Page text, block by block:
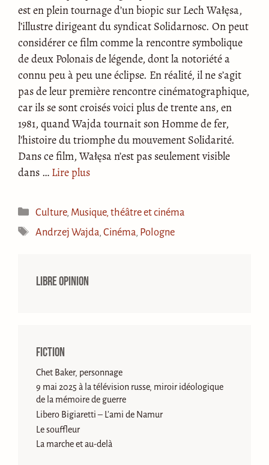
est en plein tournage d’un biopic sur Lech Wałęsa,
l’illustre dirigeant du syndicat Solidarnosc. On peut
considérer ce film comme la rencontre symbolique
de deux Polonais de légende, dont la notoriété a
connu peu à peu une éclipse. En réalité, il ne s’agit
pas de leur première rencontre cinématographique,
car ils se sont croisés voici plus de trente ans, en
1981, quand Wajda tournait son Homme de fer,
l’histoire du triomphe du mouvement Solidarité.
Dans ce film, Wałęsa n’est pas seulement visible
dans … Lire plus
Catégories
Culture, Musique, théâtre et cinéma
Étiquettes
Andrzej Wajda,Cinéma, Pologne
Libre opinion
Fiction
Chet Baker, personnage
9 mai 2025 à la télévision russe, miroir idéologique
de la mémoire de guerre
Libero Bigiaretti – L’ami de Namur
Le souffleur
La marche et au-delà